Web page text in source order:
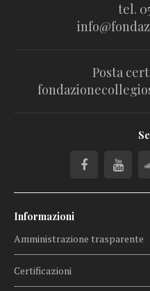
tel.
Posta
Informazioni
Amministrazione trasparente
Certificazioni